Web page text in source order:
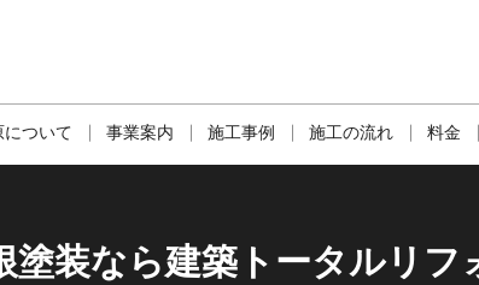
ついて 事業案内 施工事例 施工の流れ 料金
塗装なら建築トータルリ